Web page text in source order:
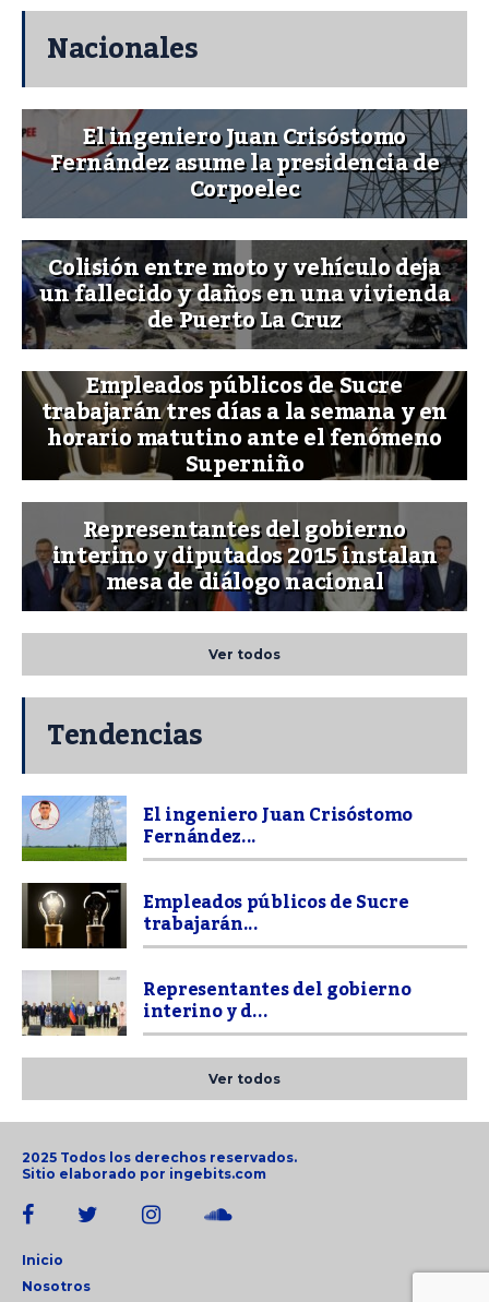
Nacionales
El ingeniero Juan Crisóstomo
Fernández asume la presidencia de
Corpoelec
Colisión entre moto y vehículo deja
un fallecido y daños en una vivienda
de Puerto La Cruz
Empleados públicos de Sucre
trabajarán tres días a la semana y en
horario matutino ante el fenómeno
Superniño
Representantes del gobierno
interino y diputados 2015 instalan
mesa de diálogo nacional
Ver todos
Tendencias
El ingeniero Juan Crisóstomo
Fernández...
Empleados públicos de Sucre
trabajarán...
Representantes del gobierno
interino y d...
Ver todos
2025 Todos los derechos reservados.
Sitio elaborado por ingebits.com
Inicio
Nosotros